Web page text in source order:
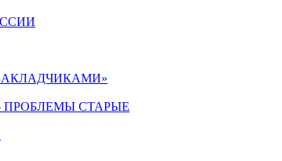
СТАРЫЕ